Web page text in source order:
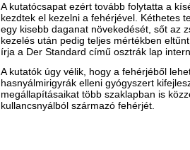
A kutatócsapat ezért tovább folytatta a
kezdtek el kezelni a fehérjével. Kéthetes
egy kisebb daganat növekedését, sőt az
kezelés után pedig teljes mértékben
írja a Der Standard című osztrák lap
A kutatók úgy vélik, hogy a fehérjéből
hasnyálmirigyrák elleni gyógyszert
megállapításaikat több szaklapban is
kullancsnyálból származó fehérjét.